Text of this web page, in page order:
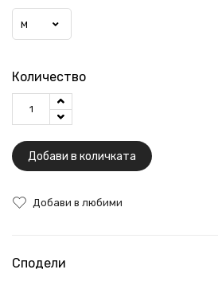
M
Количество
Добави в количката
Добави в любими
Сподели